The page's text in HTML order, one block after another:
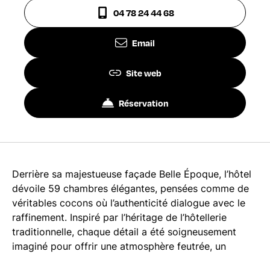
04 78 24 44 68
Email
Site web
Réservation
Derrière sa majestueuse façade Belle Époque, l’hôtel
dévoile 59 chambres élégantes, pensées comme de
véritables cocons où l’authenticité dialogue avec le
raffinement. Inspiré par l’héritage de l’hôtellerie
traditionnelle, chaque détail a été soigneusement
imaginé pour offrir une atmosphère feutrée, un